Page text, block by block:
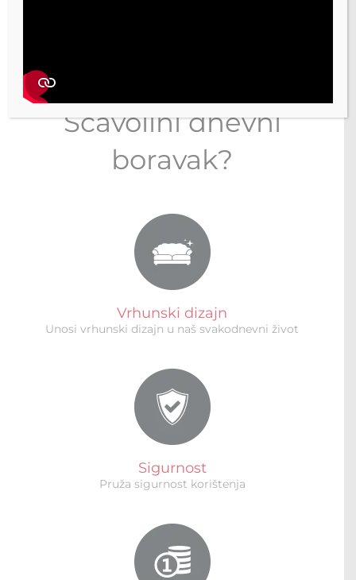
Scavolini dnevni
boravak?
Vrhunski dizajn
Unosi vrhunski dizajn u naš svakodnevni život
Sigurnost
Pruža sigurnost korištenja